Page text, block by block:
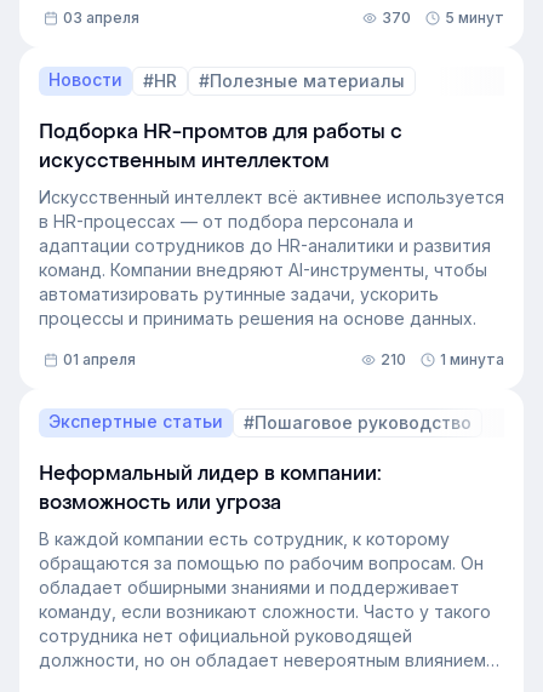
это тестирование применяют в бизнесе и какую
03 апреля 370 5 минут
Новости #HR #Полезные материалы
Подборка HR-промтов для работы с
искусственным интеллектом
Искусственный интеллект всё активнее используется
в HR-процессах — от подбора персонала и
адаптации сотрудников до HR-аналитики и развития
команд. Компании внедряют AI-инструменты, чтобы
автоматизировать рутинные задачи, ускорить
процессы и принимать решения на основе данных.
01 апреля 210 1 минута
Экспертные статьи #Пошаговое руководство
Неформальный лидер в компании:
возможность или угроза
В каждой компании есть сотрудник, к которому
обращаются за помощью по рабочим вопросам. Он
обладает обширными знаниями и поддерживает
команду, если возникают сложности. Часто у такого
сотрудника нет официальной руководящей
должности, но он обладает невероятным влиянием